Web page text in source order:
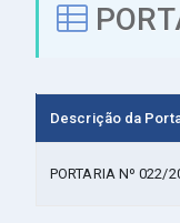
Descrição da
PORTARIA Nº 022/